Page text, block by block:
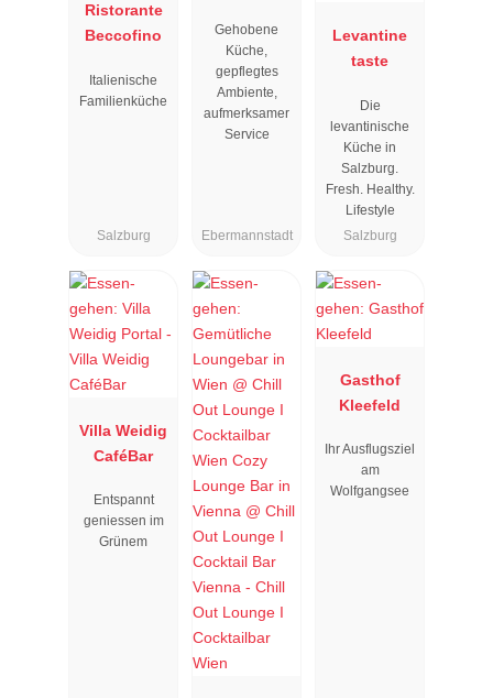
Ristorante
Beccofino
Italienische
Familienküche
Salzburg
"
Gehobene
Küche,
gepflegtes
Ambiente,
aufmerksamer
Service
Ebermannstadt
Levantine
taste
Die
levantinische
Küche in
Salzburg.
Fresh. Healthy.
Lifestyle
Salzburg
Villa Weidig
CaféBar
Entspannt
geniessen im
Grünem
Gasthof
Kleefeld
Ihr Ausflugsziel
am
Wolfgangsee